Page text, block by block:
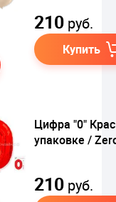
210 руб.
Купить
Цифра "0"
упаковке /
210 руб.